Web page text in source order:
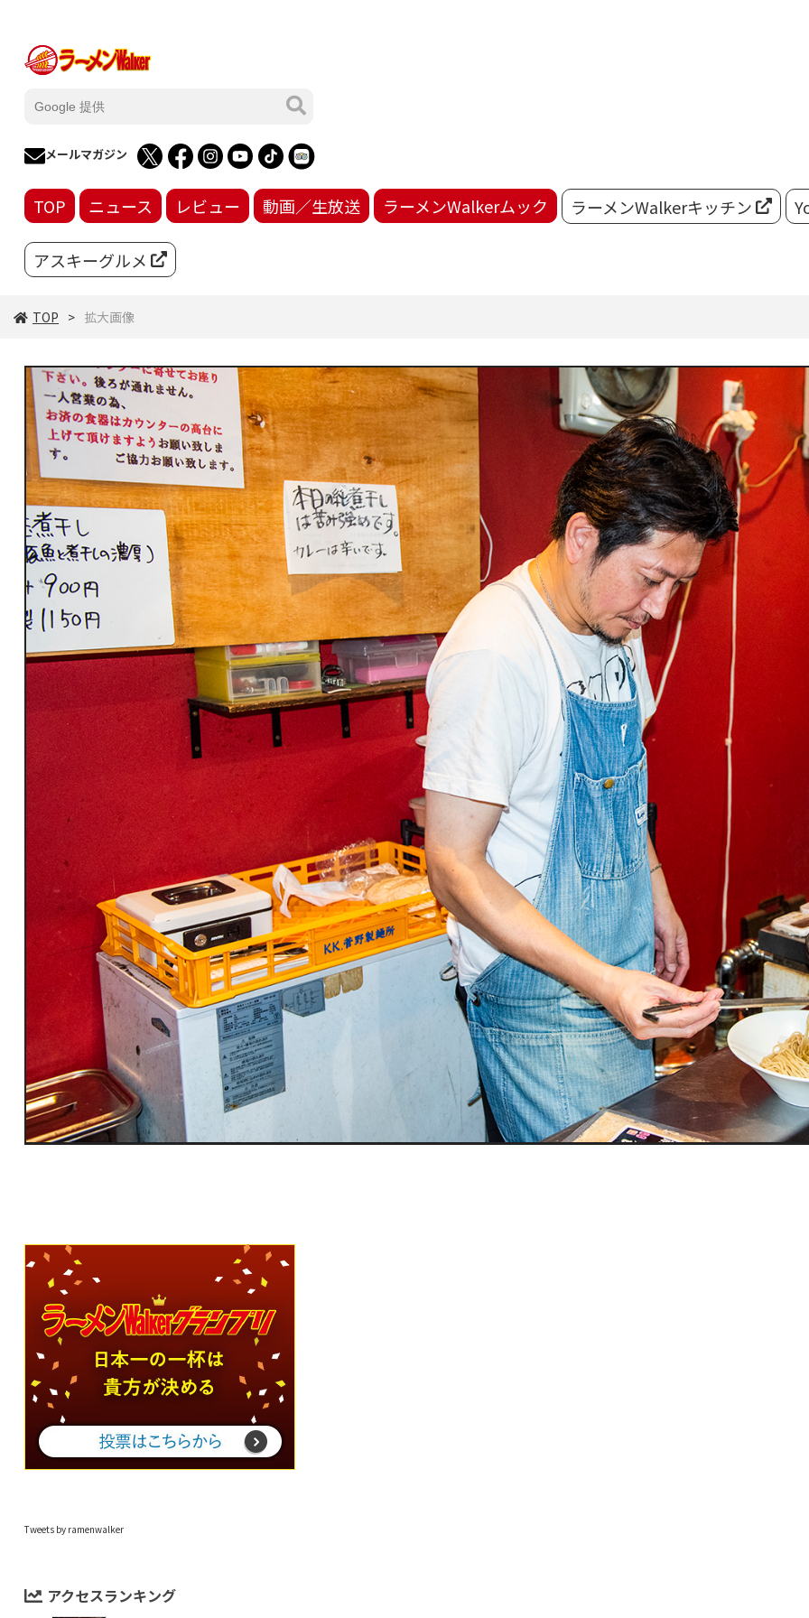
メールマガジン
TOP ニュース レビュー 動画／生放送 ラーメンWalkerムック ラーメンWalkerキッチン
アスキーグルメ
TOP 拡大画像
Tweets by ramenwalker
アクセスランキング